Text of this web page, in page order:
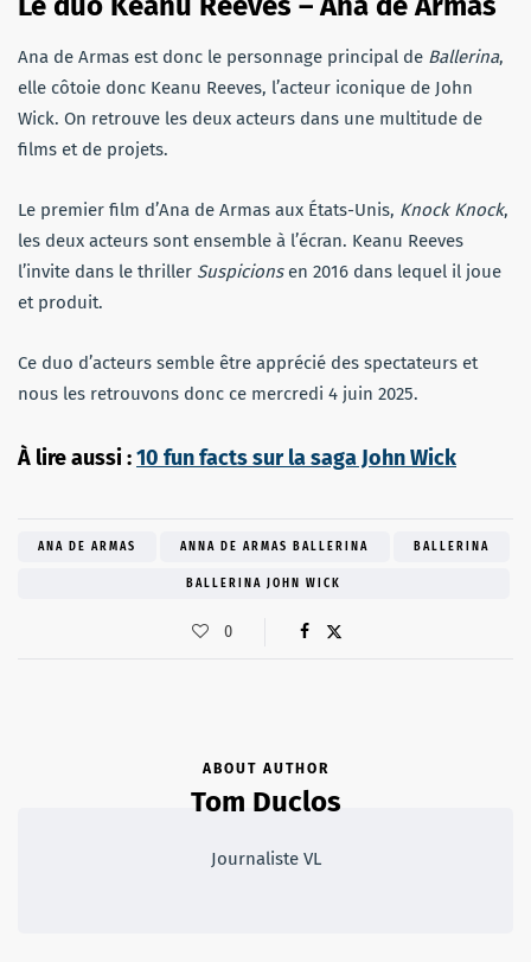
Ana de Armas est donc le personnage principal de Ballerina,
elle côtoie donc Keanu Reeves, l’acteur iconique de John
Wick. On retrouve les deux acteurs dans une multitude de
films et de projets.
Le premier film d’Ana de Armas aux États-Unis, Knock Knock,
les deux acteurs sont ensemble à l’écran. Keanu Reeves
l’invite dans le thriller Suspicionsen 2016 dans lequel il joue
et produit.
Ce duo d’acteurs semble être apprécié des spectateurs et
nous les retrouvons donc ce mercredi 4 juin 2025.
À lire aussi :10 fun facts sur la saga John Wick
ANA DE ARMAS ANNA DE ARMAS BALLERINA BALLERINA
BALLERINA JOHN WICK
0
ABOUT AUTHOR
Tom Duclos
Journaliste VL